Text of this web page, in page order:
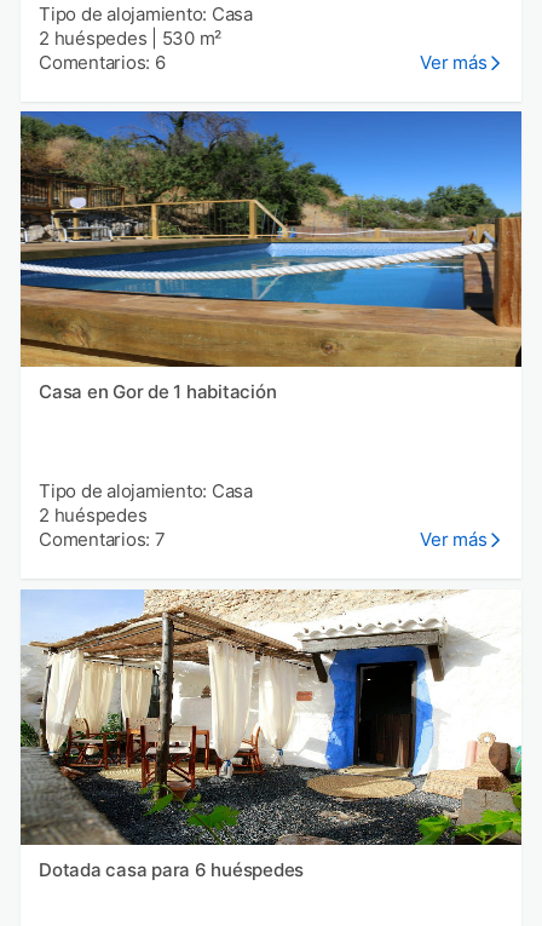
Tipo de alojamiento: Casa
2 huéspedes
530 m²
Comentarios: 6
Ver más
Casa en Gor de 1 habitación
Tipo de alojamiento: Casa
2 huéspedes
Comentarios: 7
Ver más
Dotada casa para 6 huéspedes